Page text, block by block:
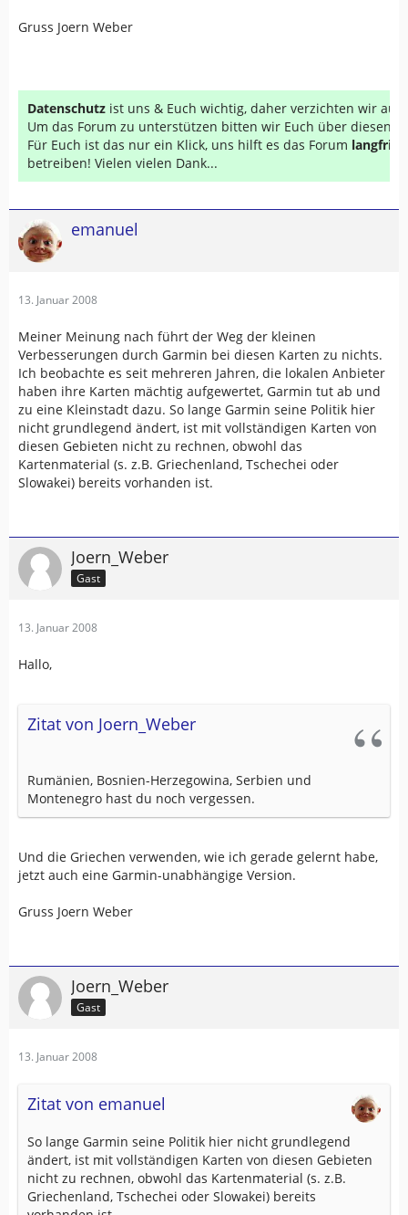
Gruss Joern Weber
Datenschutz ist uns & Euch wichtig, daher verzichten wir auf
Um das Forum zu unterstützen bitten wir Euch über diesen
Für Euch ist das nur ein Klick, uns hilft es das Forum
betreiben! Vielen vielen Dank...
emanuel
13. Januar 2008
Meiner Meinung nach führt der Weg der kleinen
Verbesserungen durch Garmin bei diesen Karten zu nichts.
Ich beobachte es seit mehreren Jahren, die lokalen Anbieter
haben ihre Karten mächtig aufgewertet, Garmin tut ab und
zu eine Kleinstadt dazu. So lange Garmin seine Politik hier
nicht grundlegend ändert, ist mit vollständigen Karten von
diesen Gebieten nicht zu rechnen, obwohl das
Kartenmaterial (s. z.B. Griechenland, Tschechei oder
Slowakei) bereits vorhanden ist.
Joern_Weber
Gast
13. Januar 2008
Hallo,
Zitat von Joern_Weber
Rumänien, Bosnien-Herzegowina, Serbien und
Montenegro hast du noch vergessen.
Und die Griechen verwenden, wie ich gerade gelernt habe,
jetzt auch eine Garmin-unabhängige Version.
Gruss Joern Weber
Joern_Weber
Gast
13. Januar 2008
Zitat von emanuel
So lange Garmin seine Politik hier nicht grundlegend
ändert, ist mit vollständigen Karten von diesen Gebieten
nicht zu rechnen, obwohl das Kartenmaterial (s. z.B.
Griechenland, Tschechei oder Slowakei) bereits